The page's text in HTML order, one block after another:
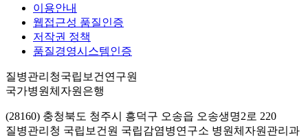
이용안내
웹접근성 품질인증
저작권 정책
품질경영시스템인증
질병관리청국립보건연구원
국가병원체자원은행
(28160) 충청북도 청주시 흥덕구 오송읍 오송생명2로 220
질병관리청 국립보건원 국립감염병연구소 병원체자원관리과